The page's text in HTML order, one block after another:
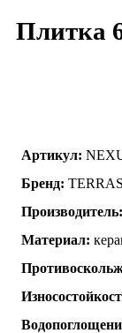
Плитка
Артикул:
Бренд:
Производитель:
Материал: